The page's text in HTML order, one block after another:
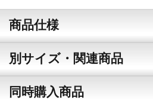
商品仕様
別サイズ・関連商品
同時購入商品